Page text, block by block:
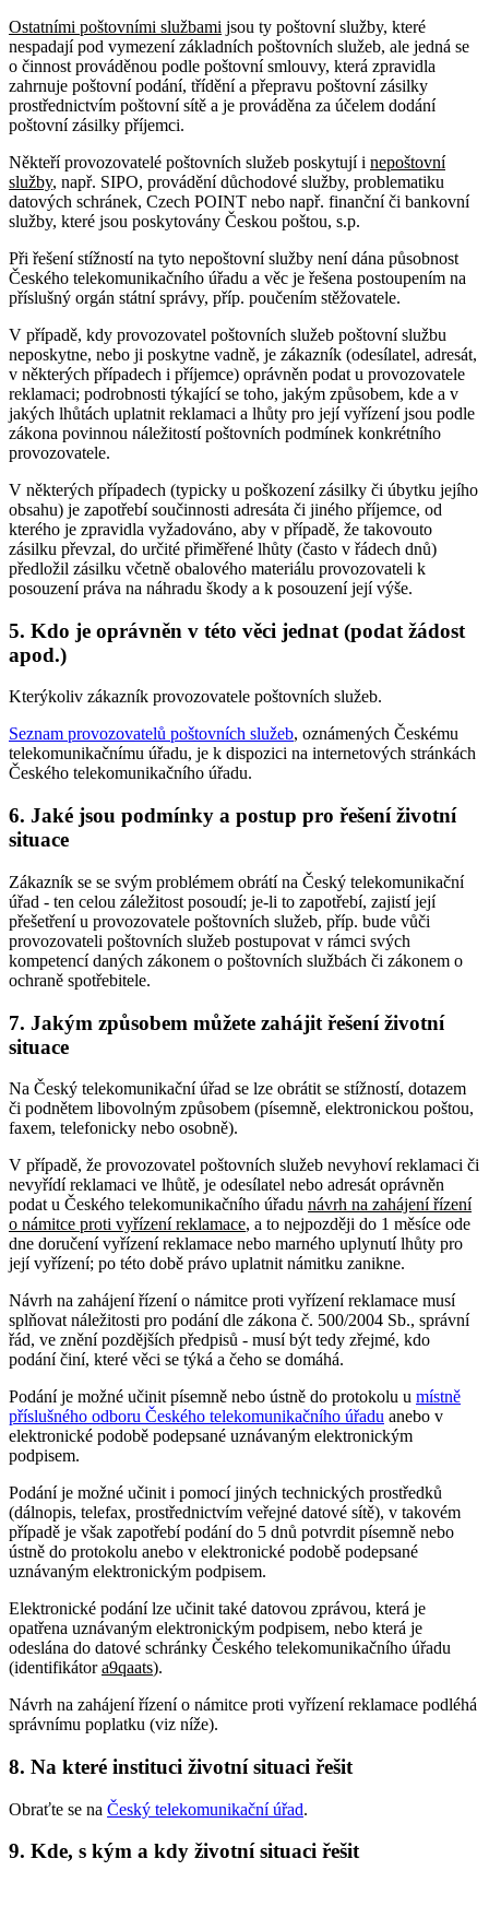
Ostatními poštovními službami jsou ty poštovní služby, které
nespadají pod vymezení základních poštovních služeb, ale jedná se
o činnost prováděnou podle poštovní smlouvy, která zpravidla
zahrnuje poštovní podání, třídění a přepravu poštovní zásilky
prostřednictvím poštovní sítě a je prováděna za účelem dodání
poštovní zásilky příjemci.
Někteří provozovatelé poštovních služeb poskytují i nepoštovní
služby, např. SIPO, provádění důchodové služby, problematiku
datových schránek, Czech POINT nebo např. finanční či bankovní
služby, které jsou poskytovány Českou poštou, s.p.
Při řešení stížností na tyto nepoštovní služby není dána působnost
Českého telekomunikačního úřadu a věc je řešena postoupením na
příslušný orgán státní správy, příp. poučením stěžovatele.
V případě, kdy provozovatel poštovních služeb poštovní službu
neposkytne, nebo ji poskytne vadně, je zákazník (odesílatel, adresát,
v některých případech i příjemce) oprávněn podat u provozovatele
reklamaci; podrobnosti týkající se toho, jakým způsobem, kde a v
jakých lhůtách uplatnit reklamaci a lhůty pro její vyřízení jsou podle
zákona povinnou náležitostí poštovních podmínek konkrétního
provozovatele.
V některých případech (typicky u poškození zásilky či úbytku jejího
obsahu) je zapotřebí součinnosti adresáta či jiného příjemce, od
kterého je zpravidla vyžadováno, aby v případě, že takovouto
zásilku převzal, do určité přiměřené lhůty (často v řádech dnů)
předložil zásilku včetně obalového materiálu provozovateli k
posouzení práva na náhradu škody a k posouzení její výše.
5. Kdo je oprávněn v této věci jednat (podat žádost
apod.)
Kterýkoliv zákazník provozovatele poštovních služeb.
Seznam provozovatelů poštovních služeb, oznámených Českému
telekomunikačnímu úřadu, je k dispozici na internetových stránkách
Českého telekomunikačního úřadu.
6. Jaké jsou podmínky a postup pro řešení životní
situace
Zákazník se se svým problémem obrátí na Český telekomunikační
úřad - ten celou záležitost posoudí; je-li to zapotřebí, zajistí její
přešetření u provozovatele poštovních služeb, příp. bude vůči
provozovateli poštovních služeb postupovat v rámci svých
kompetencí daných zákonem o poštovních službách či zákonem o
ochraně spotřebitele.
7. Jakým způsobem můžete zahájit řešení životní
situace
Na Český telekomunikační úřad se lze obrátit se stížností, dotazem
či podnětem libovolným způsobem (písemně, elektronickou poštou,
faxem, telefonicky nebo osobně).
V případě, že provozovatel poštovních služeb nevyhoví reklamaci či
nevyřídí reklamaci ve lhůtě, je odesílatel nebo adresát oprávněn
podat u Českého telekomunikačního úřadu návrh na zahájení řízení
o námitce proti vyřízení reklamace, a to nejpozději do 1 měsíce ode
dne doručení vyřízení reklamace nebo marného uplynutí lhůty pro
její vyřízení; po této době právo uplatnit námitku zanikne.
Návrh na zahájení řízení o námitce proti vyřízení reklamace musí
splňovat náležitosti pro podání dle zákona č. 500/2004 Sb., správní
řád, ve znění pozdějších předpisů - musí být tedy zřejmé, kdo
podání činí, které věci se týká a čeho se domáhá.
Podání je možné učinit písemně nebo ústně do protokolu u místně
příslušného odboru Českého telekomunikačního úřadu anebo v
elektronické podobě podepsané uznávaným elektronickým
podpisem.
Podání je možné učinit i pomocí jiných technických prostředků
(dálnopis, telefax, prostřednictvím veřejné datové sítě), v takovém
případě je však zapotřebí podání do 5 dnů potvrdit písemně nebo
ústně do protokolu anebo v elektronické podobě podepsané
uznávaným elektronickým podpisem.
Elektronické podání lze učinit také datovou zprávou, která je
opatřena uznávaným elektronickým podpisem, nebo která je
odeslána do datové schránky Českého telekomunikačního úřadu
(identifikátora9qaats).
Návrh na zahájení řízení o námitce proti vyřízení reklamace podléhá
správnímu poplatku (viz níže).
8. Na které instituci životní situaci řešit
Obraťte se na Český telekomunikační úřad.
9. Kde, s kým a kdy životní situaci řešit